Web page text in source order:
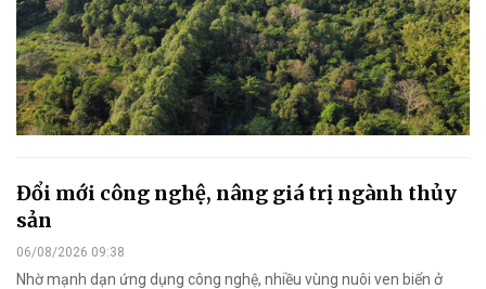
Đổi mới công nghệ, nâng giá trị ngành thủy
sản
06/08/2026 09:38
Nhờ mạnh dạn ứng dụng công nghệ, nhiều vùng nuôi ven biển ở